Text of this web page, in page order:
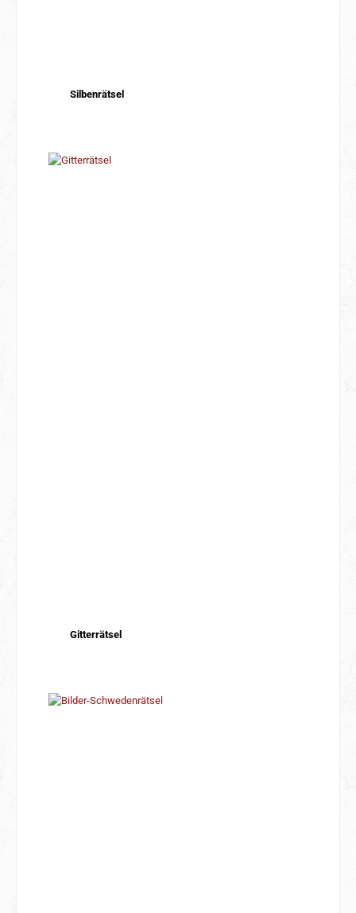
Silbenrätsel
Gitterrätsel